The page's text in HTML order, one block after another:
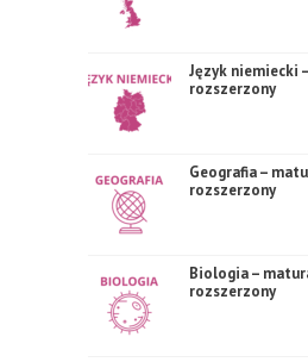
Język niemiecki
rozszerzony
Geografia –
rozszerzony
Biologia –
rozszerzony